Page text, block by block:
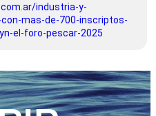
industria-y-
mas-de-700-inscriptos-
el-foro-pescar-2025